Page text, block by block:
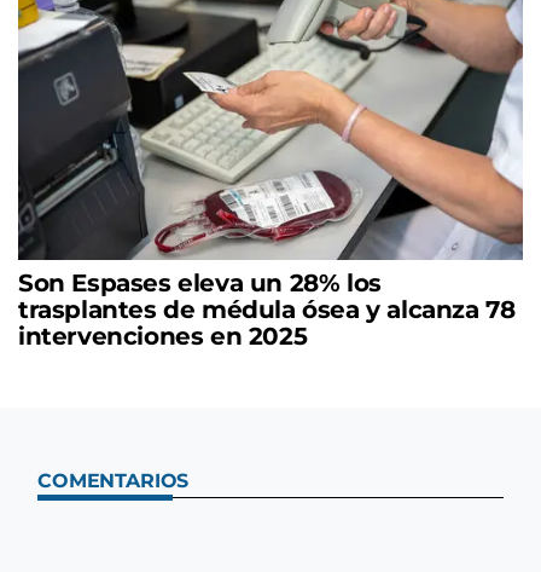
Son Espases eleva un 28% los
trasplantes de médula ósea y alcanza 78
intervenciones en 2025
COMENTARIOS